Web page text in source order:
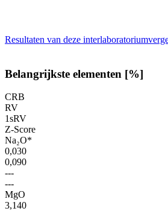
Resultaten van deze
Belangrijkste elementen [%]
CRB
RV
1sRV
Z-Score
Na₂O*
0,030
0,090
---
---
MgO
3,140